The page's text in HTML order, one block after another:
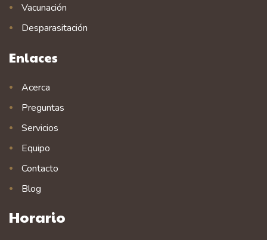
Vacunación
Desparasitación
Enlaces
Acerca
Preguntas
Servicios
Equipo
Contacto
Blog
Horario